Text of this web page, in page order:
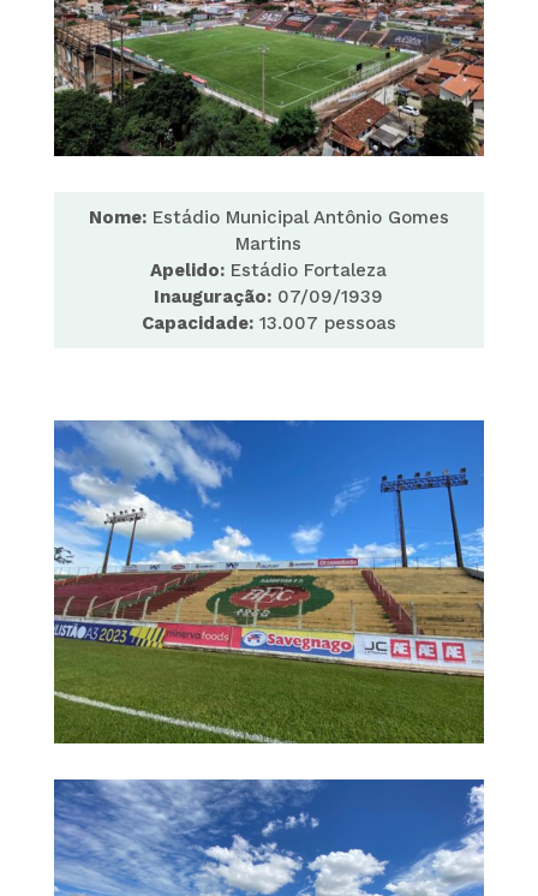
Nome:Estádio Municipal Antônio Gomes
Martins
Apelido: Estádio Fortaleza
Inauguração: 07/09/1939
Capacidade:13.007 pessoas